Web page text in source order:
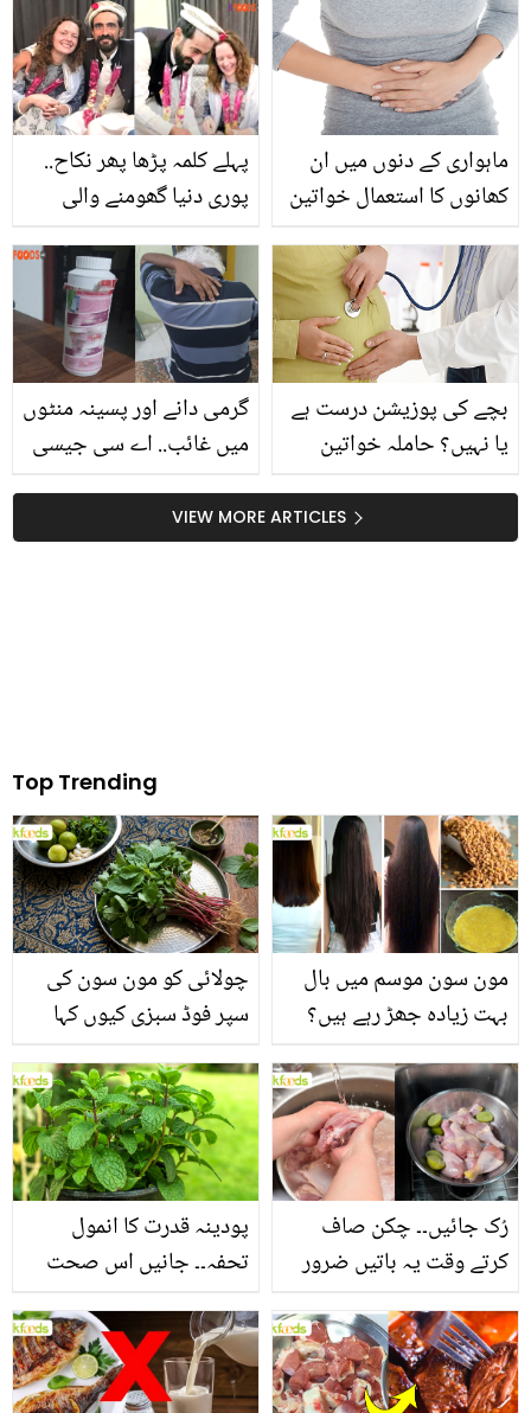
شیف کا بتایا ہوا کھانے کو
ذائقہ دار بنانے کا آسان
طریقہ
کھول دیئے! ویڈیو بیان پر
ہلچل مچ گئی
پہلے کلمہ پڑھا پھر نکاح..
پوری دنیا گھومنے والی
لڑکے سے شادی کرنے کی کیا
خاص وجہ بتا دی؟
ماہواری کے دنوں میں ان
کھانوں کا استعمال خواتین
چوبند رکھ سکتا ہے
گرمی دانے اور پسینہ منٹوں
میں غائب.. اے سی جیسی
پاؤڈر گھر میں کیسے
بنائیں؟
بچے کی پوزیشن درست ہے
یا نہیں؟ حاملہ خواتین
اندازہ گھر بیٹھے خود ہی
کرسکتی ہیں، جانیئے ڈاکٹر
VIEW MORE ARTICLES
Top Trending
چولائی کو مون سون کی
سپر فوڈ سبزی کیوں کہا
منرلز اور اینٹی آکسیڈنٹس
سے بھرپور اس سبزی کے
فائدے
مون سون موسم میں بال
بہت زیادہ جھڑ رہے ہیں؟
بنانے کے چند قدرتی طریقے
پودینہ قدرت کا انمول
تحفہ۔۔ جانیں اس صحت
انگیز طبی فوائد
رُک جائیں۔۔ چکن صاف
کرتے وقت یہ باتیں ضرور